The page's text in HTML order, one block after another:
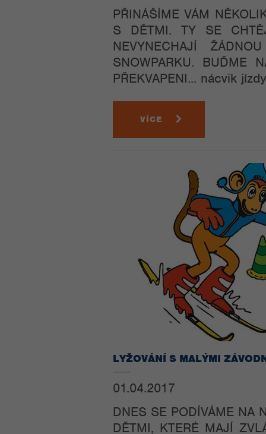
PŘINÁŠÍME VÁM
S DĚTMI. TY SE
NEVYNECHAJÍ
SNOWPARKU. BUĎME
PŘEKVAPENI... nácvik
VÍCE
LYŽOVÁNÍ S MALÝMI
01.04.2017
DNES SE PODÍVÁME NA
DĚTMI, KTERÉ MAJÍ